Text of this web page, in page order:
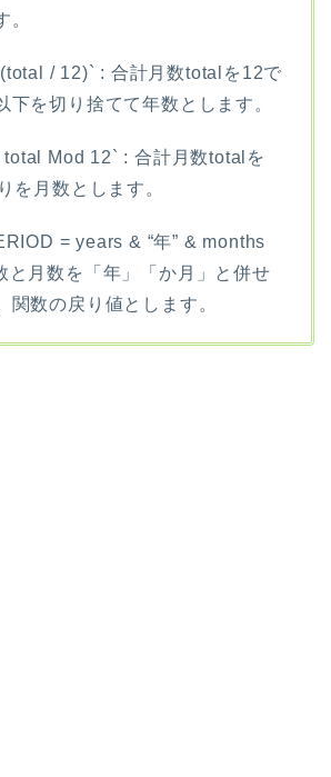
。
/ 12)` : 合計月数totalを12で
下を切り捨てて年数とします。
Mod 12` : 合計月数totalを
を月数とします。
= years & “年” & months
と月数を「年」「か月」と併せ
関数の戻り値とします。